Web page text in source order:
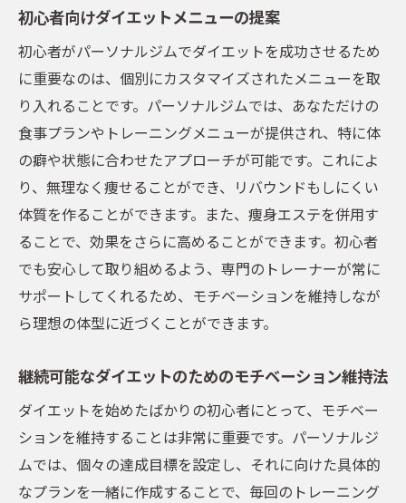
初心者向けダイエットメニューの提案
初心者がパーソナルジムでダイエットを成功させるため
に重要なのは、個別にカスタマイズされたメニューを取
り入れることです。パーソナルジムでは、あなただけの
食事プランやトレーニングメニューが提供され、特に体
の癖や状態に合わせたアプローチが可能です。これによ
り、無理なく痩せることができ、リバウンドもしにくい
体質を作ることができます。また、痩身エステを併用す
ることで、効果をさらに高めることができます。初心者
でも安心して取り組めるよう、専門のトレーナーが常に
サポートしてくれるため、モチベーションを維持しなが
ら理想の体型に近づくことができます。
継続可能なダイエットのためのモチベーション維持法
ダイエットを始めたばかりの初心者にとって、モチベー
ションを維持することは非常に重要です。パーソナルジ
ムでは、個々の達成目標を設定し、それに向けた具体的
なプランを一緒に作成することで、毎回のトレーニング